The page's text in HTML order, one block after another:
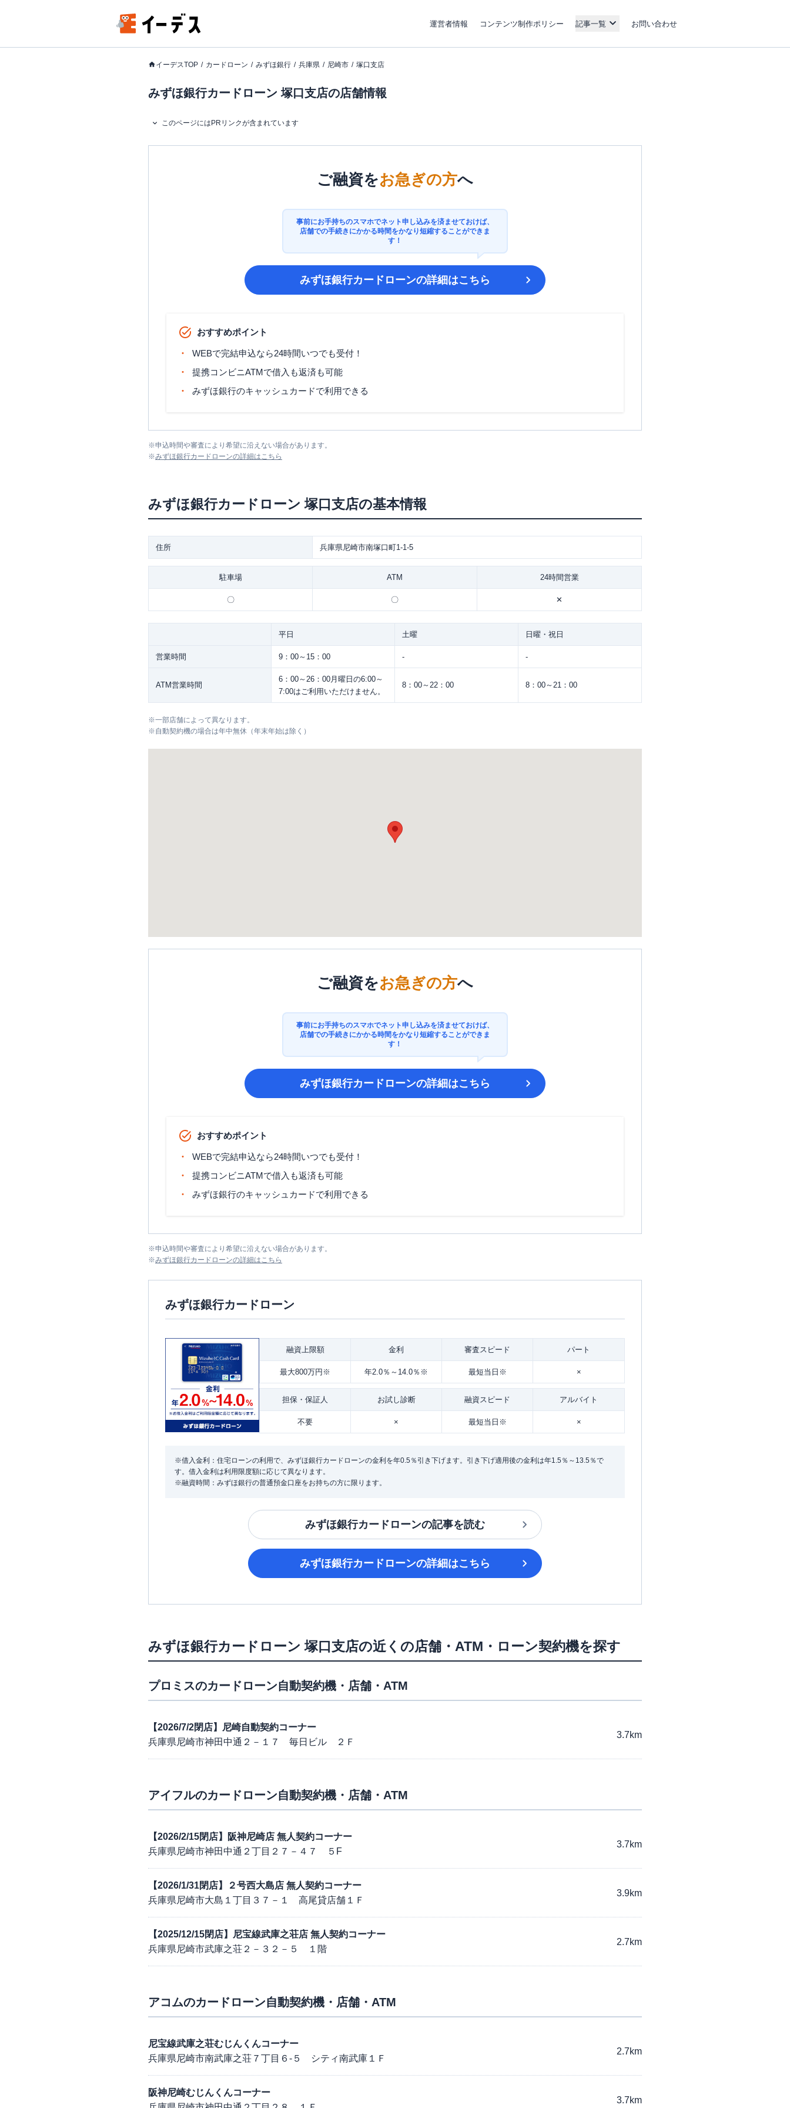
運営者情報 コンテンツ制作ポリシー 記事一覧 お問い合わせ
イーデスTOP カードローン みずほ銀行 兵庫県 尼崎市 塚口支店
みずほ銀行カードローン 塚口支店の店舗情報
このページにはPRリンクが含まれています
ご融資をお急ぎの方へ
事前にお手持ちのスマホでネット申し込みを済ませておけば、
店舗での手続きにかかる時間をかなり短縮することができま
す！
みずほ銀行カードローンの詳細はこちら
おすすめポイント
WEBで完結申込なら24時間いつでも受付！
提携コンビニATMで借入も返済も可能
みずほ銀行のキャッシュカードで利用できる
※申込時間や審査により希望に沿えない場合があります。
※みずほ銀行カードローンの詳細はこちら
みずほ銀行カードローン 塚口支店の基本情報
住所 兵庫県尼崎市南塚口町1-1-5
駐車場 ATM 24時間営業
〇 〇 ✕
平日 土曜 日曜・祝日
営業時間 9：00～15：00 - -
ATM営業時間
6：00～26：00月曜日の6:00～
7:00はご利用いただけません。
8：00～22：00 8：00～21：00
※一部店舗によって異なります。
※自動契約機の場合は年中無休（年末年始は除く）
ご融資をお急ぎの方へ
事前にお手持ちのスマホでネット申し込みを済ませておけば、
店舗での手続きにかかる時間をかなり短縮することができま
す！
みずほ銀行カードローンの詳細はこちら
おすすめポイント
WEBで完結申込なら24時間いつでも受付！
提携コンビニATMで借入も返済も可能
みずほ銀行のキャッシュカードで利用できる
※申込時間や審査により希望に沿えない場合があります。
※みずほ銀行カードローンの詳細はこちら
みずほ銀行カードローン
融資上限額 金利 審査スピード パート
最大800万円※ 年2.0％～14.0％※ 最短当日※ ×
担保・ 保証人 お試し診断 融資スピード アルバイト
不要 × 最短当日※ ×
※借入金利：住宅ローンの利用で、みずほ銀行カードローンの金利を年0.5％引き下げます。引き下げ適用後の金利は年1.5％～13.5％で
す。借入金利は利用限度額に応じて異なります。
※融資時間：みずほ銀行の普通預金口座をお持ちの方に限ります。
みずほ銀行カードローンの記事を読む
みずほ銀行カードローンの詳細はこちら
みずほ銀行カードローン 塚口支店の近くの店舗・ATM・ローン契約機を探す
プロミスのカードローン自動契約機・店舗・ATM
【2026/7/2閉店】尼崎自動契約コーナー
兵庫県尼崎市神田中通２－１７ 毎日ビル ２Ｆ
3.7km
アイフルのカードローン自動契約機・店舗・ATM
【2026/2/15閉店】阪神尼崎店 無人契約コーナー
兵庫県尼崎市神田中通２丁目２７－４７ ５F
3.7km
【2026/1/31閉店】２号西大島店 無人契約コーナー
兵庫県尼崎市大島１丁目３７－１ 高尾貸店舗１Ｆ
3.9km
【2025/12/15閉店】尼宝線武庫之荘店 無人契約コーナー
兵庫県尼崎市武庫之荘２－３２－５ １階
2.7km
アコムのカードローン自動契約機・店舗・ATM
尼宝線武庫之荘むじんくんコーナー
兵庫県尼崎市南武庫之荘７丁目６-５ シティ南武庫１Ｆ
2.7km
阪神尼崎むじんくんコーナー
3.7km